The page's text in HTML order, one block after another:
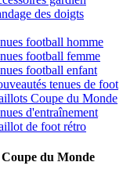
des doigts
football homme
football femme
football enfant
tenues de foot
Coupe du Monde
d'entraînement
de foot rétro
du Monde